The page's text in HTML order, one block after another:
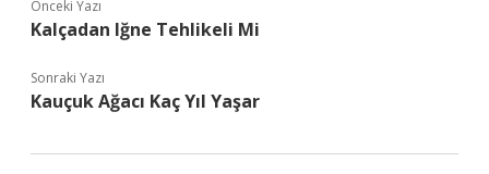
Önceki Yazı
Kalçadan Iğne Tehlikeli Mi
Sonraki Yazı
Kauçuk Ağacı Kaç Yıl Yaşar